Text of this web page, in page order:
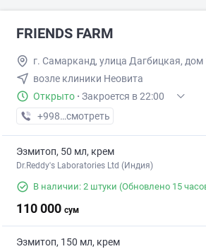
FRIENDS FARM
г. Самарканд, улица Дагбицкая, дом
возле клиники Неовита
Открыто · Закроется в 22:00
+998 (93) XXX-XX-XX
смотреть
Эзмитоп, 50 мл, крем
Dr.Reddy's Laboratories Ltd (Индия)
В наличии: 2 штуки (Обновлено 15
110 000 сум
Эзмитоп, 150 мл, крем